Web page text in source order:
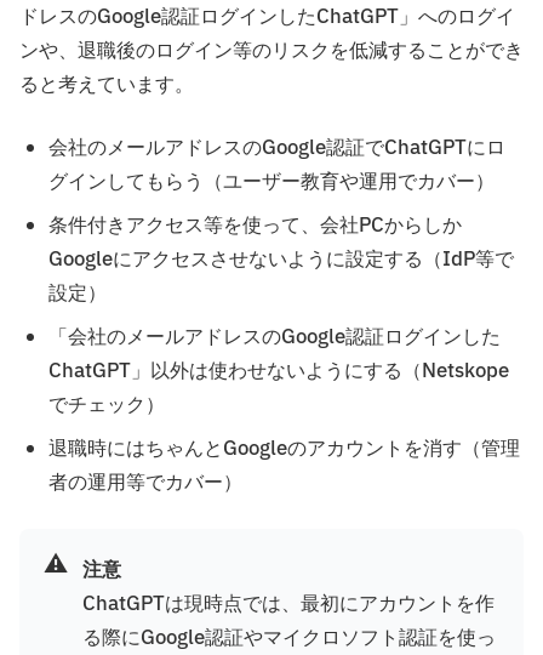
ドレスのGoogle認証ログインしたChatGPT」へのログイ
ンや、退職後のログイン等のリスクを低減することができ
ると考えています。
会社のメールアドレスのGoogle認証でChatGPTにロ
グインしてもらう（ユーザー教育や運用でカバー）
条件付きアクセス等を使って、会社PCからしか
Googleにアクセスさせないように設定する（IdP等で
設定）
「会社のメールアドレスのGoogle認証ログインした
ChatGPT」以外は使わせないようにする（Netskope
でチェック）
退職時にはちゃんとGoogleのアカウントを消す（管理
者の運用等でカバー）
⚠️ 注意
ChatGPTは現時点では、最初にアカウントを作
る際にGoogle認証やマイクロソフト認証を使っ